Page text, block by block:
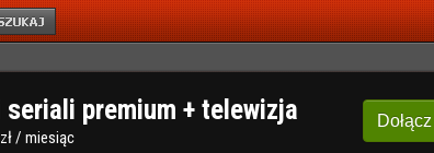
Dołącz
premium + telewizja
/ miesiąc